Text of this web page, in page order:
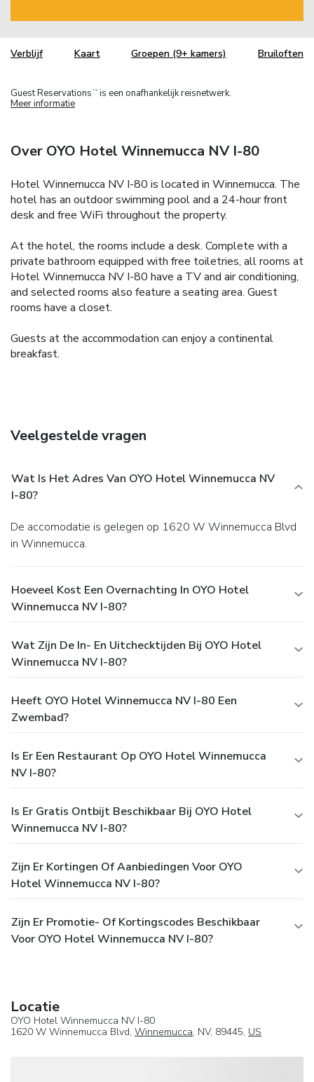
Verblijf Kaart Groepen (9+ kamers) Bruiloften
Guest Reservations TM is een onafhankelijk reisnetwerk.
Meer informatie
Over OYO Hotel Winnemucca NV I-80
Hotel Winnemucca NV I-80 is located in Winnemucca. The
hotel has an outdoor swimming pool and a 24-hour front
desk and free WiFi throughout the property.
At the hotel, the rooms include a desk. Complete with a
private bathroom equipped with free toiletries, all rooms at
Hotel Winnemucca NV I-80 have a TV and air conditioning,
and selected rooms also feature a seating area. Guest
rooms have a closet.
Guests at the accommodation can enjoy a continental
breakfast.
Veelgestelde vragen
Wat Is Het Adres Van OYO Hotel Winnemucca NV
I-80?
De accomodatie is gelegen op 1620 W Winnemucca Blvd
in Winnemucca.
Hoeveel Kost Een Overnachting In OYO Hotel
Winnemucca NV I-80?
Wat Zijn De In- En Uitchecktijden Bij OYO Hotel
Winnemucca NV I-80?
Heeft OYO Hotel Winnemucca NV I-80 Een
Zwembad?
Is Er Een Restaurant Op OYO Hotel Winnemucca
NV I-80?
Is Er Gratis Ontbijt Beschikbaar Bij OYO Hotel
Winnemucca NV I-80?
Zijn Er Kortingen Of Aanbiedingen Voor OYO
Hotel Winnemucca NV I-80?
Zijn Er Promotie- Of Kortingscodes Beschikbaar
Voor OYO Hotel Winnemucca NV I-80?
Locatie
OYO Hotel Winnemucca NV I-80
1620 W Winnemucca Blvd, Winnemucca, NV, 89445, US